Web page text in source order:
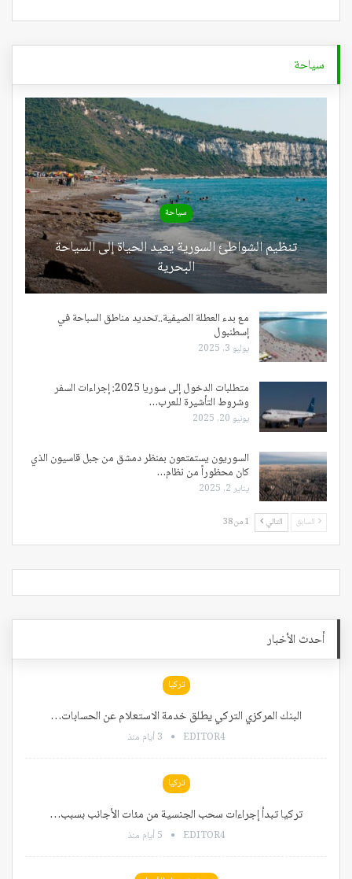
سياحة
سياحة
تنظيم الشواطئ السورية يعيد الحياة إلى السياحة
البحرية
مع بدء العطلة الصيفية..تحديد مناطق السباحة في
إسطنبول
يوليو 3, 2025
متطلبات الدخول إلى سوريا 2025: إجراءات السفر
وشروط التأشيرة للعرب…
يونيو 20, 2025
السوريون يستمتعون بمنظر دمشق من جبل قاسيون الذي
كان محظوراً من نظام…
يناير 2, 2025
السابق التالي 1 من 38
أحدث الأخبار
تركيا
البنك المركزي التركي يطلق خدمة الاستعلام عن الحسابات…
EDITOR4 3 أيام منذ
تركيا
تركيا تبدأ إجراءات سحب الجنسية من مئات الأجانب بسبب…
EDITOR4 5 أيام منذ